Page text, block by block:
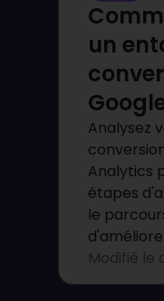
un
Analysez
Analytics
étapes
le
Modifié le